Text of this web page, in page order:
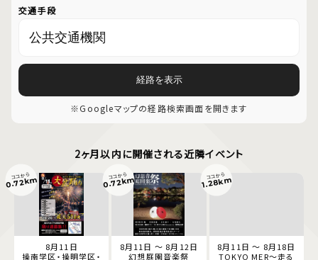
交通手段
経路を表示
※Googleマップの経路検索画面を開きます
2ヶ月以内に開催される近隣イベント
8月11日
操南学区・操明学区・
ココから
0.72km
8月11日 ～ 8月12日
幻想庭園音楽祭
ココから
0.72km
8月11日 ～ 8月18日
TOKYO MER～走る
ココから
1.28km